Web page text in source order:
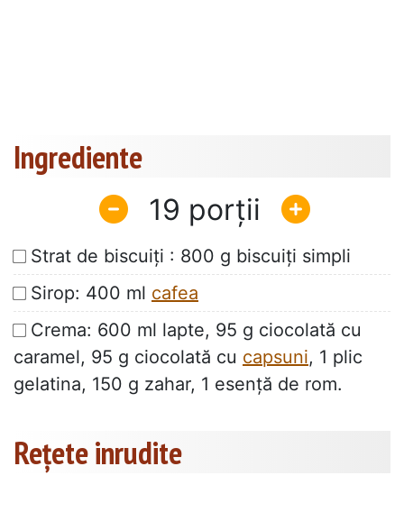
Ingrediente
19
Strat de biscuiți : 800 g biscuiți simpli
Sirop: 400 ml cafea
Crema: 600 ml lapte, 95 g ciocolată cu
caramel, 95 g ciocolată cu capsuni, 1 plic
gelatina, 150 g zahar, 1 esență de rom.
Rețete inrudite